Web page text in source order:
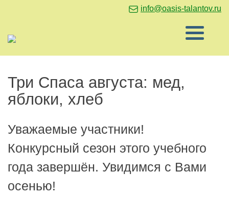
info@oasis-talantov.ru
Три Спаса августа: мед,
яблоки, хлеб
Уважаемые участники!
Конкурсный сезон этого учебного
года завершён. Увидимся с Вами
осенью!